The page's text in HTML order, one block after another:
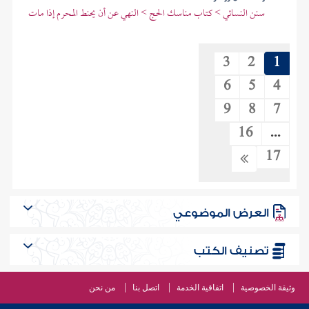
سنن النسائي > كتاب مناسك الحج > النهي عن أن يحنط المحرم إذا مات
1
2
3
4
5
6
7
8
9
...
16
17
العرض الموضوعي
تصنيف الكتب
وثيقة الخصوصية اتفاقية الخدمة اتصل بنا من نحن